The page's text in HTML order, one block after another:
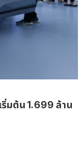
ริ่มต้น 1.699 ล้าน